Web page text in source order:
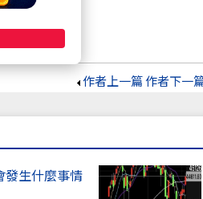
作者上一篇作者下一
發生什麼事情